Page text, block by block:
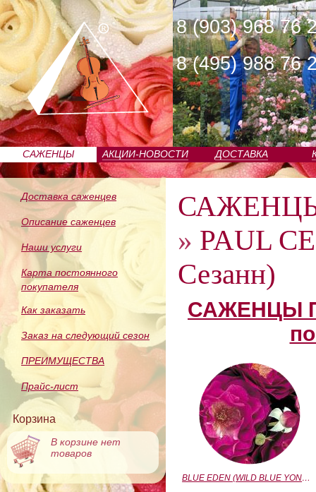
8 (903) 968 76
8 (495) 988 76
САЖЕНЦЫ
ПИТОМНИКА
АКЦИИ-НОВОСТИ ДОСТАВКА
Доставка саженцев
Описание саженцев
Наши услуги
Карта постоянного
покупателя
Как заказать
Заказ на следующий сезон
ПРЕИМУЩЕСТВА
Прайс-лист
Корзина
В корзине нет
товаров
» PAUL
Сезанн)
САЖЕНЦЫ
BLUE EDEN (WILD BLUE YONDER) (Блю Эден)